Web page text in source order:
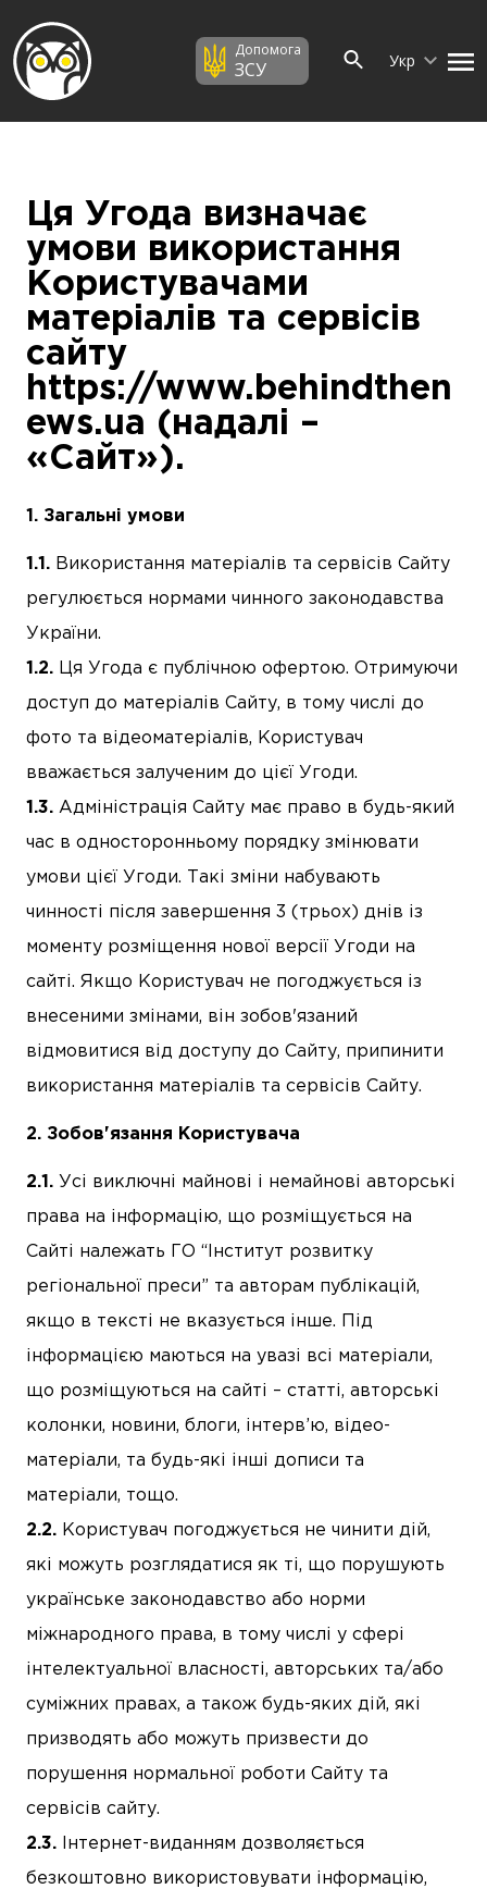
Допомога
ЗСУ Укр
Ця Угода визначає
умови використання
Користувачами
матеріалів та сервісів
сайту
https://www.behindthen
ews.ua (надалі –
«Сайт»).
Загальні умови
Використання матеріалів та сервісів Сайту
регулюється нормами чинного законодавства
України.
Ця Угода є публічною офертою. Отримуючи
доступ до матеріалів Сайту, в тому числі до
фото та відеоматеріалів, Користувач
вважається залученим до цієї Угоди.
Адміністрація Сайту має право в будь-який
час в односторонньому порядку змінювати
умови цієї Угоди. Такі зміни набувають
чинності після завершення 3 (трьох) днів із
моменту розміщення нової версії Угоди на
сайті. Якщо Користувач не погоджується із
внесеними змінами, він зобов'язаний
відмовитися від доступу до Сайту, припинити
використання матеріалів та сервісів Сайту.
Зобов'язання Користувача
Усі виключні майнові і немайнові авторські
права на інформацію, що розміщується на
Сайті належать ГО “Інститут розвитку
регіональної преси” та авторам публікацій,
якщо в тексті не вказується інше. Під
інформацією маються на увазі всі матеріали,
що розміщуються на сайті – статті, авторські
колонки, новини, блоги, інтерв’ю, відео-
матеріали, та будь-які інші дописи та
матеріали, тощо.
Користувач погоджується не чинити дій,
які можуть розглядатися як ті, що порушують
українське законодавство або норми
міжнародного права, в тому числі у сфері
інтелектуальної власності, авторських та/або
суміжних правах, а також будь-яких дій, які
призводять або можуть призвести до
порушення нормальної роботи Сайту та
сервісів сайту.
Інтернет-виданням дозволяється
безкоштовно використовувати інформацію,